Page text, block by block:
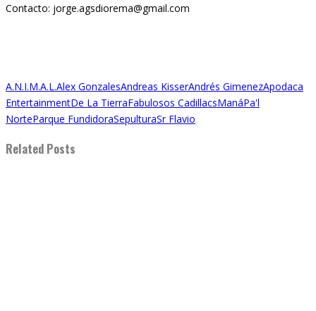
Contacto: jorge.agsdiorema@gmail.com
A.N.I.M.A.L.Alex GonzalesAndreas KisserAndrés GimenezApodaca
EntertainmentDe La TierraFabulosos CadillacsManáPa'l
NorteParque FundidoraSepulturaSr Flavio
Related Posts